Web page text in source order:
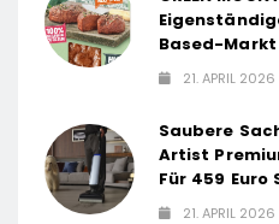
Based-Markt
21. APRIL 2026
Saubere
Artist
Für 459 Euro
21. APRIL 2026